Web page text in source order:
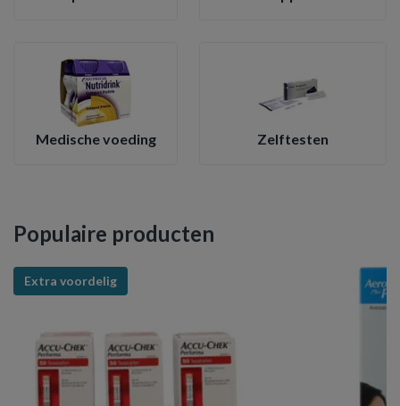
Medische voeding Zelftesten
Populaire producten
Extra voordelig